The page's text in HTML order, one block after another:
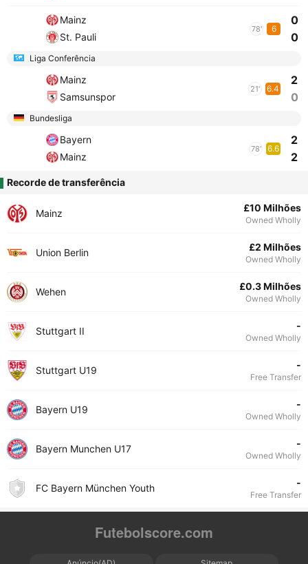
Mainz
St. Pauli
78' 6
0
0
Liga Conferência
Mainz
Samsunspor
21' 6.4
2
0
Bundesliga
Bayern
Mainz
78' 6.6
2
2
Recorde de transferência
Mainz £10 Milhões
Owned Wholly
Union Berlin £2 Milhões
Owned Wholly
Wehen £0.3 Milhões
Owned Wholly
Stuttgart II -
Owned Wholly
Stuttgart U19 -
Free Transfer
Bayern U19 -
Owned Wholly
Bayern Munchen U17 -
Owned Wholly
FC Bayern München Youth -
Free Transfer
Futebolscore.com